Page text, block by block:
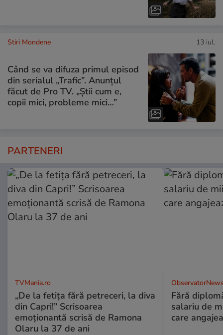
Stiri Mondene 13 iul.
Când se va difuza primul episod
din serialul „Trafic”. Anunțul
făcut de Pro TV. „Știi cum e,
copii mici, probleme mici…”
PARTENERI
TVMania.ro
„De la fetița fără petreceri, la diva
din Capri!” Scrisoarea
emoționantă scrisă de Ramona
Olaru la 37 de ani
Fără
salariu de
care